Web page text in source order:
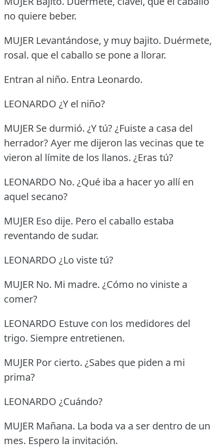
no quiere beber.
MUJER Levantándose, y muy bajito. Duérmete,
rosal. que el caballo se pone a llorar.
Entran al niño. Entra Leonardo.
LEONARDO ¿Y el niño?
MUJER Se durmió. ¿Y tú?¿Fuiste a casa del
herrador?Ayer me dijeron las vecinas que te
vieron al límite de los llanos. ¿Eras tú?
LEONARDO No. ¿Qué iba a hacer yo allí en
aquel secano?
MUJER Eso dije. Pero el caballo estaba
reventando de sudar.
LEONARDO ¿Lo viste tú?
MUJER No. Mi madre. ¿Cómo no viniste a
comer?
LEONARDO Estuve con los medidores del
trigo. Siempre entretienen.
MUJER Por cierto. ¿Sabes que piden a mi
prima?
LEONARDO ¿Cuándo?
MUJER Mañana. La boda va a ser dentro de un
mes. Espero la invitación.